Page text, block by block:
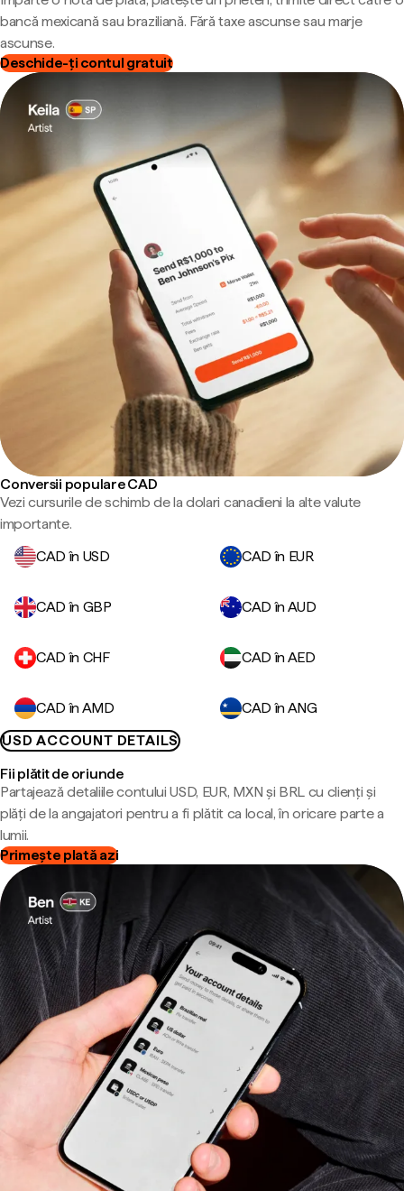
bancă mexicană sau braziliană. Fără taxe ascunse sau marje
ascunse.
Deschide-ți contul gratuit
Conversii populare CAD
Vezi cursurile de schimb de la dolari canadieni la alte valute
importante.
CAD în USD
CAD în EUR
CAD în GBP CAD în AUD
CAD în CHF CAD în AED
CAD în AMD
CAD în ANG
USD ACCOUNT DETAILS
Fii plătit de oriunde
Partajează detaliile contului USD, EUR, MXN și BRL cu clienți și
plăți de la angajatori pentru a fi plătit ca local, în oricare parte a
lumii.
Primește plată azi